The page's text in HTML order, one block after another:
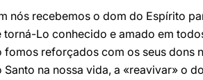
nós recebemos o dom do Espírito
torná-Lo conhecido e amado em
fomos reforçados com os seus dons
Santo na nossa vida, a «reavivar» o